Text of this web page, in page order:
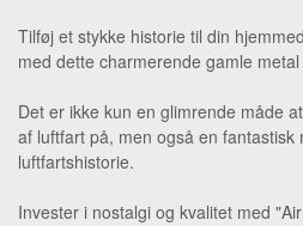
Tilføj et stykke historie til din
med dette charmerende gamle
Det er ikke kun en glimrende måde
af luftfart på, men også en
luftfartshistorie.
Invester i nostalgi og kvalitet med